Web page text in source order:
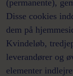
(permanente),
Disse cookies
dem på
Kvindeløb,
leverandører og
elementer